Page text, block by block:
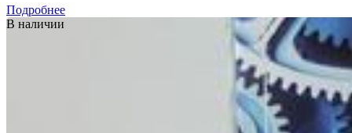
Подробнее
В наличии